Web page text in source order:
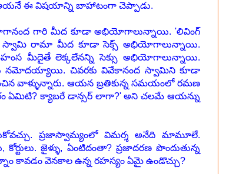
ఆయనే ఈ విషయాన్ని బాహాటంగా చెప్పాడు.
గారి మీద కూడా అభియోగాలున్నాయి. 'లివింగ్
స్వామి రామా మీద కూడా సెక్స్ అభియోగాలున్నాయి.
మీదైతే లెక్కలేనన్ని సెక్సు అభియోగాలున్నాయి.
నమోదయ్యాయి. చివరకు వివేకానంద స్వామిని కూడా
వాళ్ళున్నారు. ఆయన బ్రతికున్న సమయంలో రమణ
ఏమిటి? క్యాబరే డాన్సర్ లాగా?' అని చలమే ఆయన్ను
ప్రజాస్వామ్యంలో విమర్శ అనేది మామూలే.
జైళ్ళు, ఏంటిదంతా? ప్రజాదరణ పొందుతున్న
కావడం వెనకాల ఉన్న రహస్యం ఏమై ఉండొచ్చు?